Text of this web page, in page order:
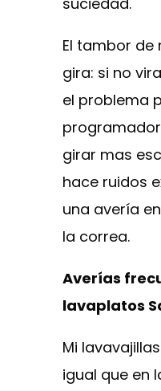
El tambor de
gira: si no
el problema
girar mas
hace ruidos
una avería
la correa.
Averías
lavaplatos
Mi
igual que en